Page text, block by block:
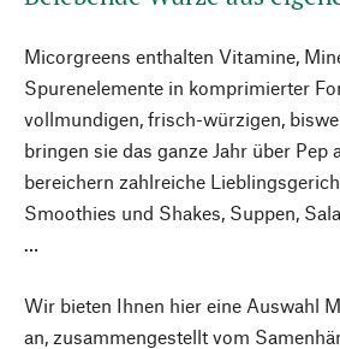
Micorgreens enthalten Vitamine,
Spurenelemente in komprimierter
vollmundigen, frisch-würzigen,
bringen sie das ganze Jahr über Pep
bereichern zahlreiche
Smoothies und Shakes, Suppen,
…
Wir bieten Ihnen hier eine Auswahl
an, zusammengestellt vom